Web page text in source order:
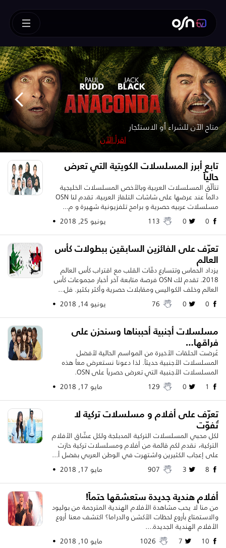
متاح الآن للشراء أو الاستئجار
اقرأ الآن
How To Train Your Dragon
!متوفر للشراء الآن
اقرأ الآن
!متوفر الآن للشراء أو الاستئجار – SUPERMAN
اقرأ الآن
متوفر الآن للشراء
اقرأ الآن
متوفر للشراء أو الاستئجار – تابعه قبل الآخرين
اقرأ الآن
تابع أبرز المسلسلات الكويتية التي تعرض
حالياً
تتألّق المسلسلات العربية وبالأخص المسلسلات الخليجية
دائماً عند عرضها على شاشات التلفاز العربية. تقدم لنا OSN
مسلسلات عربيه حصرية و برامج تلفزيونية شهيرة و م...
يونيو 25, 2018 •
تعرّف على الفائزين السابقين ببطولات كأس
العالم
يزداد الحماس وتتسارع دقّات القلب مع اقتراب كأس العالم
2018. تقدم لك OSN فرصة متابعة آخر أخبار مجموعات كأس
العالم وخلف الكواليس ومقابلات حصرية وأكثر بكثير. فل...
يونيو 14, 2018 •
مسلسلات أجنبية أحببناها وسنحزن على
فراقها…
عُرضت الحلقات الأخيرة من المواسم الحالية لأفضل
المسلسلات الأجنبية حديثاً. لذا دعونا نستعرض معاً هذه
المسلسلات الأجنبية التي تعرض حصرياً على OSN.
مايو 17, 2018 •
تعرّف على أفلام و مسلسلات تركية لا
تُفوّت
لكل محبي المسلسلات التركية المدبلجة ولكل عشّاق الأفلام
التركية، نقدم لكم قائمة من أفلام ومسلسلات تركية حازت
على إعجاب الكثيرين واشتهرت في الوطن العربي بفضل أ...
مايو 17, 2018 •
أفلام هندية جديدة ستعشقها حتماً!
من منا لا يحب مشاهدة الأفلام الهندية المترجمة من بوليود
والاستمتاع بأروع لحظات الأكشن والدراما؟ اكتشف معنا أروع
الأفلام الهندية الجديدة....
مايو 10, 2018 •